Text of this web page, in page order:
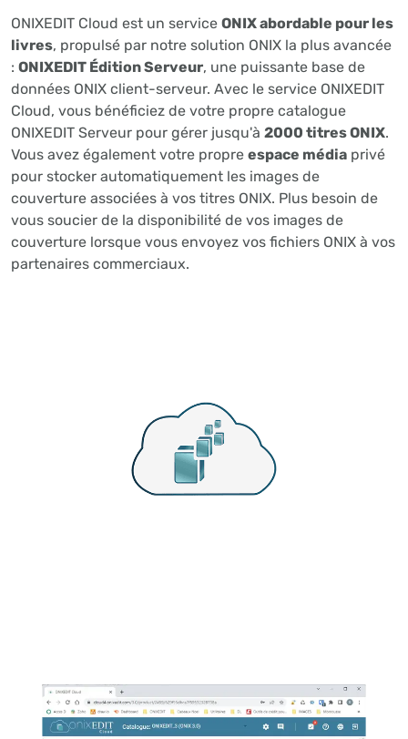
ONIXEDIT Cloud est un service ONIX abordable pour les
livres, propulsé par notre solution ONIX la plus avancée
: ONIXEDIT Édition Serveur, une puissante base de
données ONIX client-serveur. Avec le service ONIXEDIT
Cloud, vous bénéficiez de votre propre catalogue
ONIXEDIT Serveur pour gérer jusqu'à 2000 titres ONIX.
Vous avez également votre propre espace média privé
pour stocker automatiquement les images de
couverture associées à vos titres ONIX. Plus besoin de
vous soucier de la disponibilité de vos images de
couverture lorsque vous envoyez vos fichiers ONIX à vos
partenaires commerciaux.